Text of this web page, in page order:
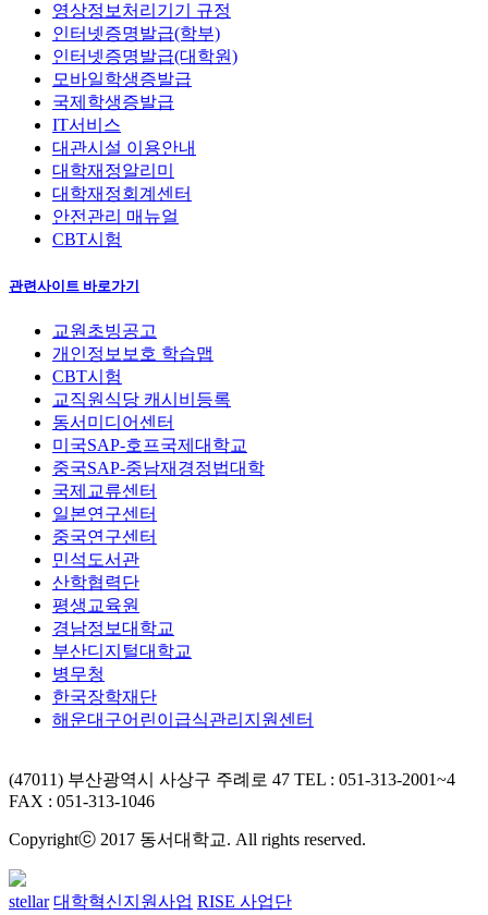
영상정보처리기기 규정
인터넷증명발급(학부)
인터넷증명발급(대학원)
모바일학생증발급
국제학생증발급
IT서비스
대관시설 이용안내
대학재정알리미
대학재정회계센터
안전관리 매뉴얼
CBT시험
관련사이트 바로가기
교원초빙공고
개인정보보호 학습맵
CBT시험
교직원식당 캐시비등록
동서미디어센터
미국SAP-호프국제대학교
중국SAP-중남재경정법대학
국제교류센터
일본연구센터
중국연구센터
민석도서관
산학협력단
평생교육원
경남정보대학교
부산디지털대학교
병무청
한국장학재단
해운대구어린이급식관리지원센터
(47011) 부산광역시 사상구 주례로 47 TEL : 051-313-2001~4
FAX : 051-313-1046
Copyrightⓒ 2017 동서대학교. All rights reserved.
stellar 대학혁신지원사업 RISE 사업단